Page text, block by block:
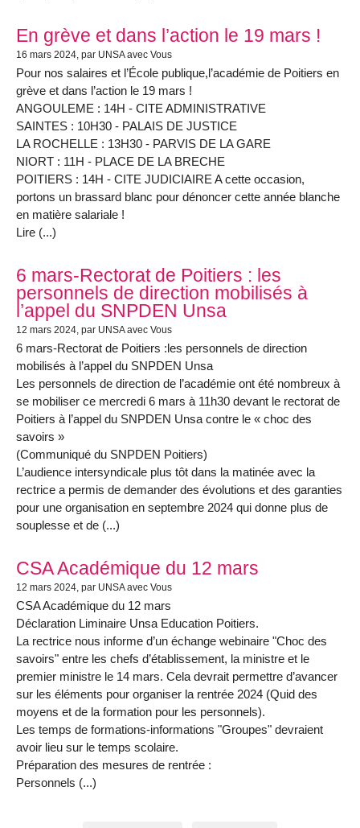
En grève et dans l’action le 19 mars !
16 mars 2024, par UNSA avec Vous
Pour nos salaires et l’École publique,l’académie de Poitiers en
grève et dans l’action le 19 mars !
ANGOULEME : 14H - CITE ADMINISTRATIVE
SAINTES : 10H30 - PALAIS DE JUSTICE
LA ROCHELLE : 13H30 - PARVIS DE LA GARE
NIORT : 11H - PLACE DE LA BRECHE
POITIERS : 14H - CITE JUDICIAIRE A cette occasion,
portons un brassard blanc pour dénoncer cette année blanche
en matière salariale !
Lire (...)
6 mars-Rectorat de Poitiers : les
personnels de direction mobilisés à
l’appel du SNPDEN Unsa
12 mars 2024, par UNSA avec Vous
6 mars-Rectorat de Poitiers :les personnels de direction
mobilisés à l’appel du SNPDEN Unsa
Les personnels de direction de l’académie ont été nombreux à
se mobiliser ce mercredi 6 mars à 11h30 devant le rectorat de
Poitiers à l’appel du SNPDEN Unsa contre le « choc des
savoirs »
(Communiqué du SNPDEN Poitiers)
L’audience intersyndicale plus tôt dans la matinée avec la
rectrice a permis de demander des évolutions et des garanties
pour une organisation en septembre 2024 qui donne plus de
souplesse et de (...)
CSA Académique du 12 mars
12 mars 2024, par UNSA avec Vous
CSA Académique du 12 mars
Déclaration Liminaire Unsa Education Poitiers.
La rectrice nous informe d’un échange webinaire "Choc des
savoirs" entre les chefs d’établissement, la ministre et le
premier ministre le 14 mars. Cela devrait permettre d’avancer
sur les éléments pour organiser la rentrée 2024 (Quid des
moyens et de la formation pour les personnels).
Les temps de formations-informations "Groupes" devraient
avoir lieu sur le temps scolaire.
Préparation des mesures de rentrée :
Personnels (...)